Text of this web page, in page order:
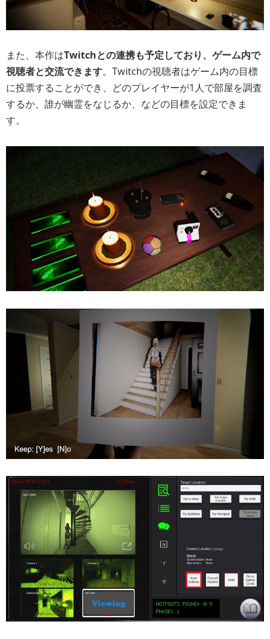
また、本作はTwitchとの連携も予定しており、ゲーム内で
視聴者と交流できます。Twitchの視聴者はゲーム内の目標
に投票することができ、どのプレイヤーが1人で部屋を調査
するか、誰が幽霊をなじるか、などの目標を設定できま
す。